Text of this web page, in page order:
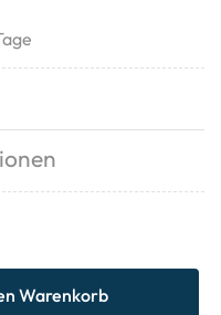
Warenkorb